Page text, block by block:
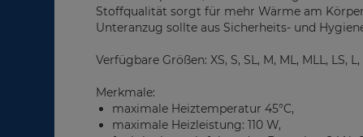
Stoffqualität sorgt für mehr Wärme am
Unteranzug sollte aus Sicherheits- und
Verfügbare Größen: XS, S, SL, M, ML, MLL, LS,
Merkmale:
maximale Heiztemperatur 45°C,
maximale Heizleistung: 110 W,